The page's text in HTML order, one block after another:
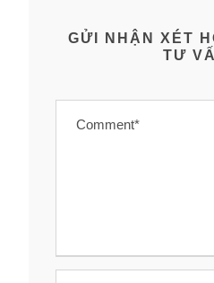
GỬI NHẬN XÉT
TƯ